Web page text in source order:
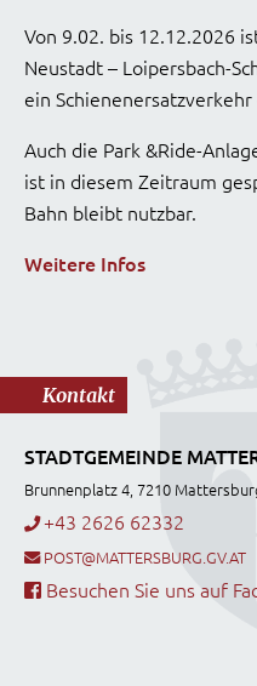
Von 9.02. bis 12.12.2026
Neustadt – Loipersbach-
ein
Auch die Park &Ride-
ist in diesem Zeitraum
Bahn bleibt nutzbar.
Weitere Infos
Kontakt
STADTGEMEINDE
Brunnenplatz 4, 7210
+43 2626 62332
POST@MATTERSBURG.GV.AT
Besuchen Sie uns auf